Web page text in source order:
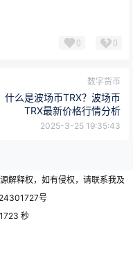
0 0
数字货币
什么是波场币TRX？波场币
TRX最新价格行情分析
2025-3-25 19:35:43
解释权，如有侵权，请联系我及
号
秒